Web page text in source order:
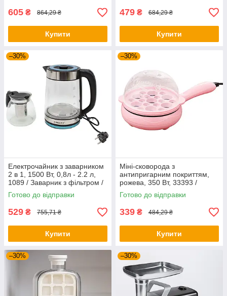
605 ₴ 864,29 ₴
Купити
479 ₴ 684,29 ₴
Купити
–30%
Електрочайник з заварником
2 в 1, 1500 Вт, 0,8л - 2.2 л,
1089 / Заварник з фільтром /
Електрочайник для кухні
Готово до відправки
529 ₴ 755,71 ₴
Купити
–30%
Міні-сковорода з
антипригарним покриттям,
рожева, 350 Вт, 33393 /
Электросковорода /
Сковорода електрична
Готово до відправки
339 ₴ 484,29 ₴
Купити
–30% –30%